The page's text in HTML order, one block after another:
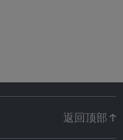
返回顶部 ↑